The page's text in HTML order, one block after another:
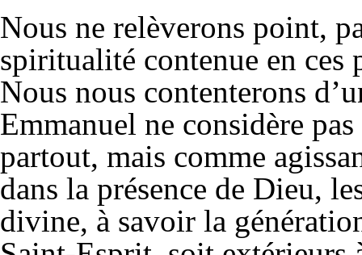
Nous ne relèverons point,
spiritualité contenue en ces
Nous nous contenterons
Emmanuel ne considère
partout, mais comme
dans la présence de Dieu,
divine, à savoir la